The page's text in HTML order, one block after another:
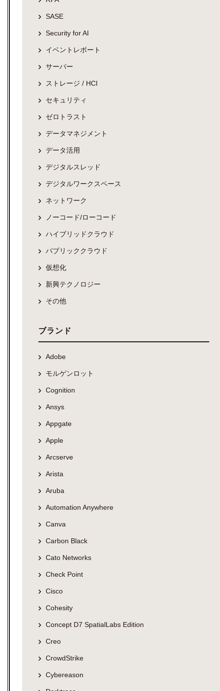
SASE
Security for AI
イベントレポート
サーバー
ストレージ / HCI
セキュリティ
ゼロトラスト
データマネジメント
データ活用
デジタルスレッド
デジタルワークスペース
ネットワーク
ノーコード/ローコード
ハイブリッドクラウド
パブリッククラウド
仮想化
新興テクノロジー
その他
ブランド
Adobe
モルゲンロット
Cognition
Ansys
Appgate
Apple
Arcserve
Arista
Aruba
Automation Anywhere
Canva
Carbon Black
Cato Networks
Check Point
Cisco
Cohesity
Concept D7 SpatialLabs Edition
Creo
CrowdStrike
Cybereason